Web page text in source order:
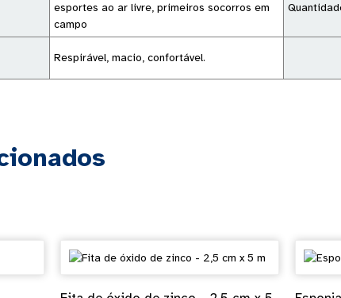
esportes ao ar livre, primeiros socorros em
campo
Respirável, macio, confortável.